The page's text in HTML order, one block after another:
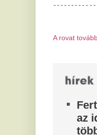
Óráról órára
sorozatok.
mint